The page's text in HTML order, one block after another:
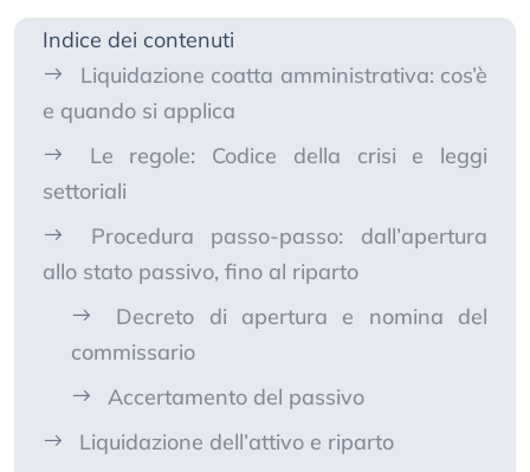
Indice dei contenuti
Liquidazione coatta amministrativa: cos’è
e quando si applica
Le regole: Codice della crisi e leggi
settoriali
Procedura passo-passo: dall’apertura
allo stato passivo, fino al riparto
Decreto di apertura e nomina del
commissario
Accertamento del passivo
Liquidazione dell’attivo e riparto